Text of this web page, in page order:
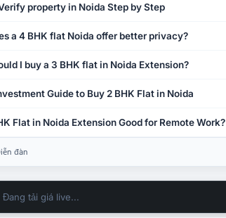
property in Noida Step by Step
a 4 BHK flat Noida offer better privacy?
I buy a 3 BHK flat in Noida Extension?
Guide to Buy 2 BHK Flat in Noida
Flat in Noida Extension Good for Remote Work?
đàn
Đang tải giá live...